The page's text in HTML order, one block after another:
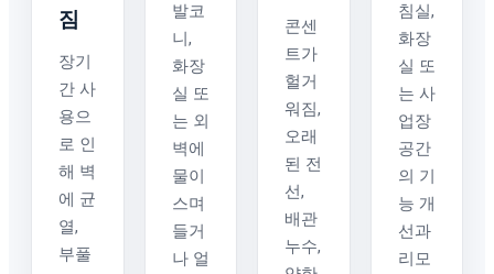
짐
장기
간 사
용으
로 인
해 벽
에 균
열,
부풀
발코
니,
화장
실 또
는 외
벽에
물이
스며
들거
나 얼
콘센
트가
헐거
워짐,
오래
된 전
선,
배관
누수,
침실,
화장
실 또
는 사
업장
공간
의 기
능 개
선과
리모